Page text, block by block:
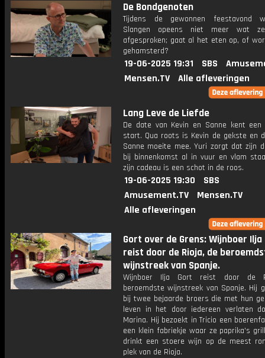
De Bondgenoten
Tijdens de gewonnen feestavond
Slangen opeens niet meer wat
afgesproken; gaat al het eten op, of
gehamsterd?
19-06-2025 19:31 SBS
Mensen.TV
Alle afleveringen
Lang Leve de Liefde
De date van Kevin en Sanne kent een
start. Qua roots is Kevin de gekste en
Sanne moeite mee. Yuri zorgt dat zijn
bij binnenkomst al in vuur en vlam
zijn cadeau is een schot in de roos.
19-06-2025 19:30
SBS
Amusement.TV
Mensen.TV
Alle afleveringen
Gort over de Grens: Wijnboer Ilja
reist door de Rioja, de
wijnstreek van Spanje.
Wijnboer Ilja Gort reist door de
beroemdste wijnstreek van Spanje. Hij
bij twee bejaarde broers die met hun
leven in het door iedereen verlaten
Marina. Hij bezoekt in Tricio een
een klein fabriekje waar ze paprika's
drinkt een stoere wijn op de meest
plek van de Rioja.